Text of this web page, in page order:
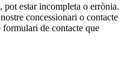
estar incompleta o errònia.
concessionari o contacte
formulari de contacte que